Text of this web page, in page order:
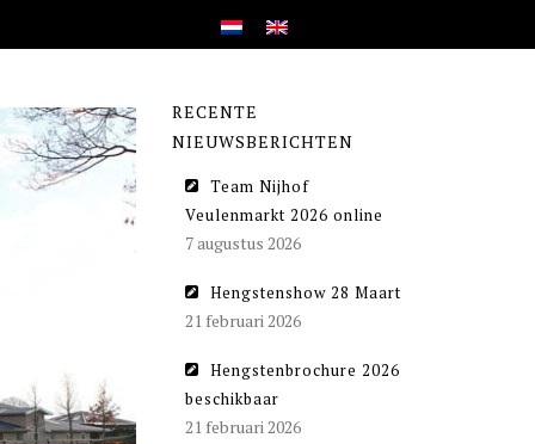
RECENTE
NIEUWSBERICHTEN
Team Nijhof
Veulenmarkt 2026 online
7 augustus 2026
Hengstenshow 28 Maart
21 februari 2026
Hengstenbrochure 2026
beschikbaar
21 februari 2026